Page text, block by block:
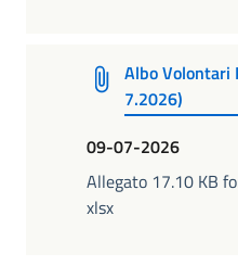
Albo Volontari
7.2026)
09-07-2026
Allegato 17.10 KB
xlsx